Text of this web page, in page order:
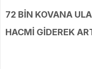
72 BİN KOVANA
HACMİ GİDEREK